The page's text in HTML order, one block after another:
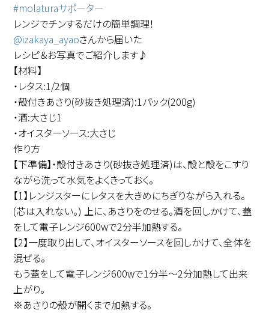
#molaturaサポーター
レンジでチンするだけの簡単調理！
@izakaya_ayaoさんから届いた
レシピ＆お写真でご紹介します♪
【材料】
・レタス:1/2個
・殻付きあさり(砂抜き処理済):1パック(200g)
・酒:大さじ1
・オイスターソース:大さじ
作り方
【下準備】・殻付きあさり(砂抜き処理済)は、殻と殻をこすり
ながら洗って水気をよくきっておく。
【1】レンジスターにレタスを大きめにちぎりながら入れる。
(芯は入れない。) 上に、あさりをのせる。酒を回しかけて、蓋
をして電子レンジ600wで2分半加熱する。
【2】一度取り出して、オイスターソースを回しかけて、全体を
混ぜる。
もう蓋をして電子レンジ600wで1分半～2分加熱して出来
上がり。
※あさりの殻が開くまで加熱する。